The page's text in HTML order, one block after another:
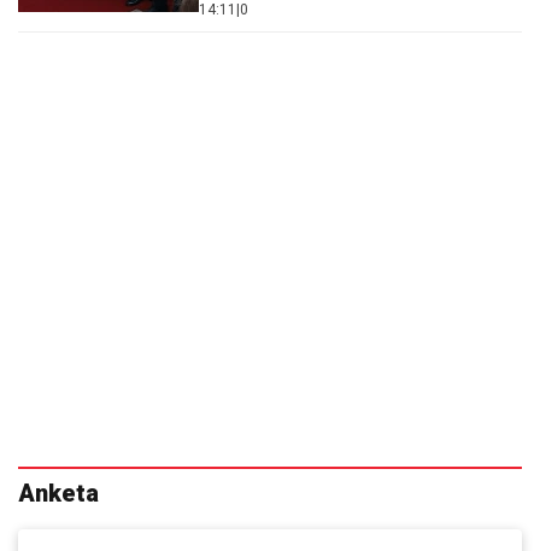
14:11 0
Anketa